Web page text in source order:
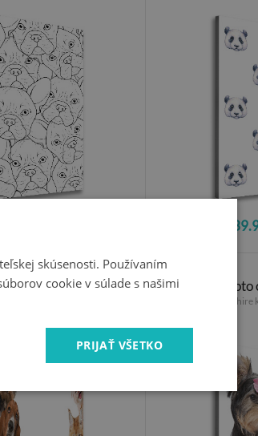
obraz na plátne do
Vertikálny foto
Yorkshire
skúsenosti. Používaním
cookie v súlade s našimi
PRIJAŤ VŠETKO